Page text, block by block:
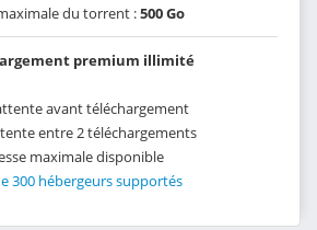
du torrent :500 Go
premium illimité
avant téléchargement
entre 2 téléchargements
maximale disponible
300 hébergeurs supportés